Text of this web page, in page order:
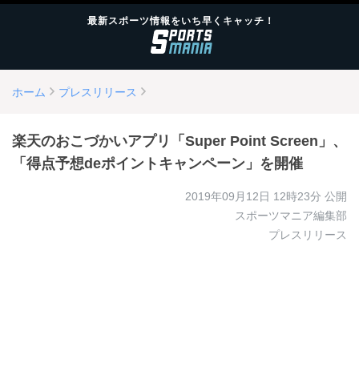
最新スポーツ情報をいち早くキャッチ！
ホーム プレスリリース
楽天のおこづかいアプリ「Super Point Screen」、
「得点予想deポイントキャンペーン」を開催
2019年09月12日 12時23分 公開
スポーツマニア編集部
プレスリリース